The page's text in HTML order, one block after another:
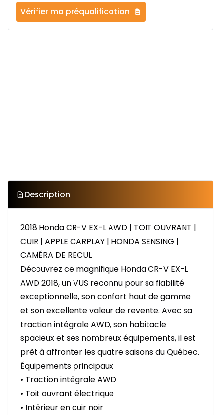
Vérifier ma préqualification
Description
2018 Honda CR-V EX-L AWD | TOIT OUVRANT |
CUIR | APPLE CARPLAY | HONDA SENSING |
CAMÉRA DE RECUL
Découvrez ce magnifique Honda CR-V EX-L
AWD 2018, un VUS reconnu pour sa fiabilité
exceptionnelle, son confort haut de gamme
et son excellente valeur de revente. Avec sa
traction intégrale AWD, son habitacle
spacieux et ses nombreux équipements, il est
prêt à affronter les quatre saisons du Québec.
Équipements principaux
• Traction intégrale AWD
• Toit ouvrant électrique
• Intérieur en cuir noir